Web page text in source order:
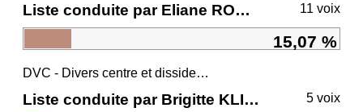
Liste conduite par Eliane ROMANI 11 voix
15,07 %
DVC - Divers centre et dissidents Ensemble
Liste conduite par Brigitte KLINKERT 5 voix